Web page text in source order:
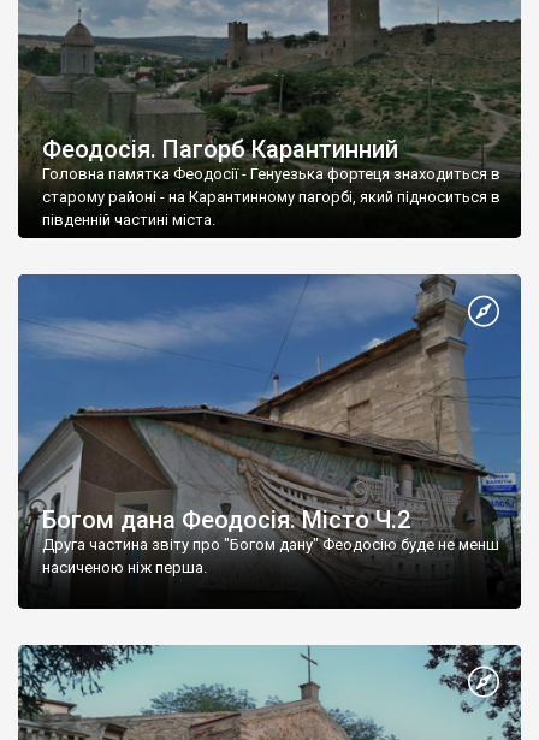
Феодосія. Пагорб Карантинний
Головна памятка Феодосії - Генуезька фортеця знаходиться в
старому районі - на Карантинному пагорбі, який підноситься в
південній частині міста.
Богом дана Феодосія. Місто Ч.2
Друга частина звіту про "Богом дану" Феодосію буде не менш
насиченою ніж перша.